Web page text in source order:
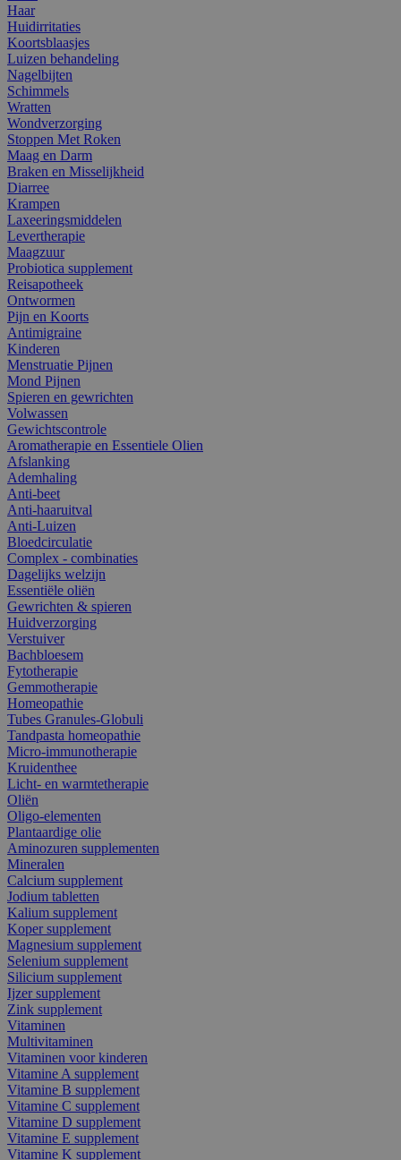
Haar
Huidirritaties
Koortsblaasjes
Luizen behandeling
Nagelbijten
Schimmels
Wratten
Wondverzorging
Stoppen Met Roken
Maag en Darm
Braken en Misselijkheid
Diarree
Krampen
Laxeeringsmiddelen
Levertherapie
Maagzuur
Probiotica supplement
Reisapotheek
Ontwormen
Pijn en Koorts
Antimigraine
Kinderen
Menstruatie Pijnen
Mond Pijnen
Spieren en gewrichten
Volwassen
Gewichtscontrole
Aromatherapie en Essentiele Olien
Afslanking
Ademhaling
Anti-beet
Anti-haaruitval
Anti-Luizen
Bloedcirculatie
Complex - combinaties
Dagelijks welzijn
Essentiële oliën
Gewrichten & spieren
Huidverzorging
Verstuiver
Bachbloesem
Fytotherapie
Gemmotherapie
Homeopathie
Tubes Granules-Globuli
Tandpasta homeopathie
Micro-immunotherapie
Kruidenthee
Licht- en warmtetherapie
Oliën
Oligo-elementen
Plantaardige olie
Aminozuren supplementen
Mineralen
Calcium supplement
Jodium tabletten
Kalium supplement
Koper supplement
Magnesium supplement
Selenium supplement
Silicium supplement
Ijzer supplement
Zink supplement
Vitaminen
Multivitaminen
Vitaminen voor kinderen
Vitamine A supplement
Vitamine B supplement
Vitamine C supplement
Vitamine D supplement
Vitamine E supplement
Vitamine K supplement